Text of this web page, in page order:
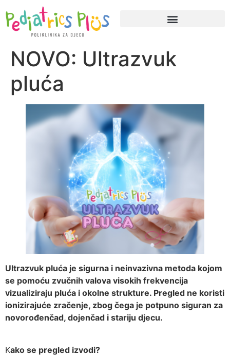
NOVO: Ultrazvuk
pluća
Ultrazvuk pluća je sigurna i neinvazivna metoda kojom
se pomoću zvučnih valova visokih frekvencija
vizualiziraju pluća i okolne strukture. Pregled ne koristi
ionizirajuće zračenje, zbog čega je potpuno siguran za
novorođenčad, dojenčad i stariju djecu.
Kako se pregled izvodi?